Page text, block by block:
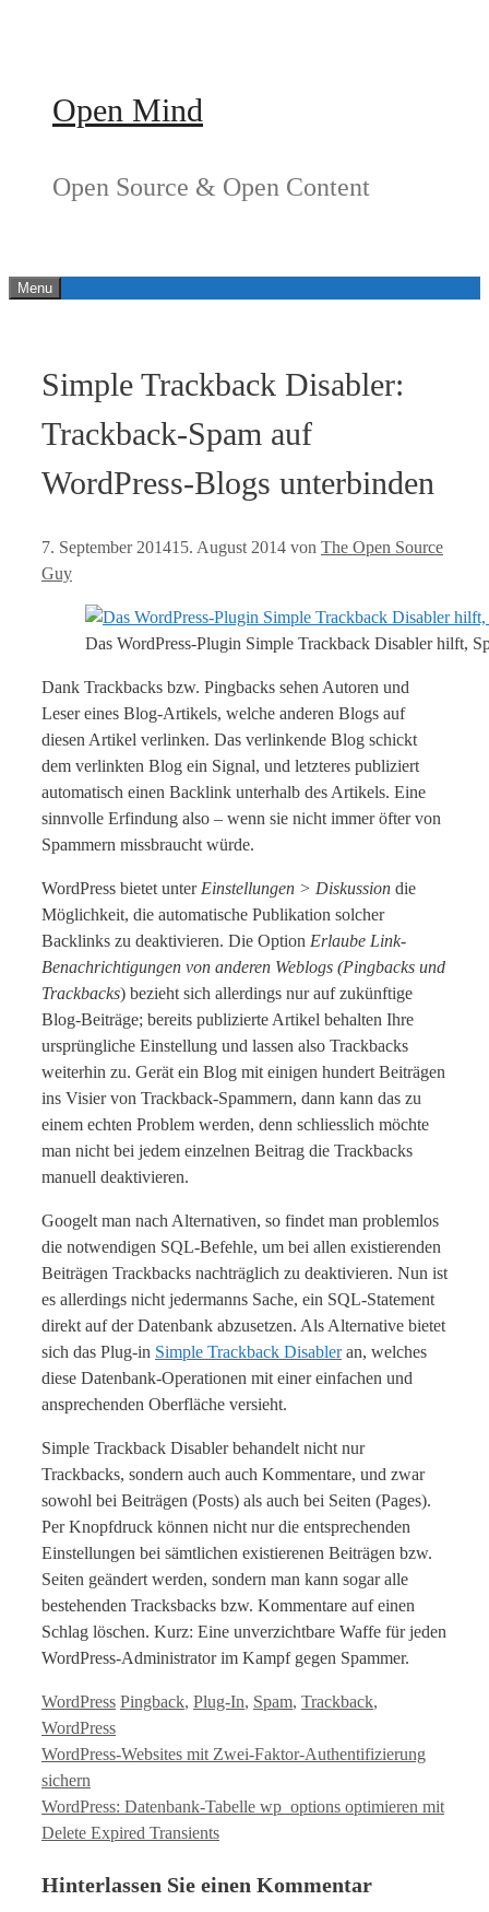
Open Mind
Open Source & Open Content
Menu
Simple Trackback Disabler:
Trackback-Spam auf
WordPress-Blogs unterbinden
7. September 201415. August 2014 von The Open Source
Guy
Das WordPress-Plugin Simple Trackback Disabler hilft,
Dank Trackbacks bzw. Pingbacks sehen Autoren und
Leser eines Blog-Artikels, welche anderen Blogs auf
diesen Artikel verlinken. Das verlinkende Blog schickt
dem verlinkten Blog ein Signal, und letzteres publiziert
automatisch einen Backlink unterhalb des Artikels. Eine
sinnvolle Erfindung also – wenn sie nicht immer öfter von
Spammern missbraucht würde.
WordPress bietet unter Einstellungen > Diskussion die
Möglichkeit, die automatische Publikation solcher
Backlinks zu deaktivieren. Die Option Erlaube Link-
Benachrichtigungen von anderen Weblogs (Pingbacks und
Trackbacks) bezieht sich allerdings nur auf zukünftige
Blog-Beiträge; bereits publizierte Artikel behalten Ihre
ursprüngliche Einstellung und lassen also Trackbacks
weiterhin zu. Gerät ein Blog mit einigen hundert Beiträgen
ins Visier von Trackback-Spammern, dann kann das zu
einem echten Problem werden, denn schliesslich möchte
man nicht bei jedem einzelnen Beitrag die Trackbacks
manuell deaktivieren.
Googelt man nach Alternativen, so findet man problemlos
die notwendigen SQL-Befehle, um bei allen existierenden
Beiträgen Trackbacks nachträglich zu deaktivieren. Nun ist
es allerdings nicht jedermanns Sache, ein SQL-Statement
direkt auf der Datenbank abzusetzen. Als Alternative bietet
sich das Plug-in Simple Trackback Disableran, welches
diese Datenbank-Operationen mit einer einfachen und
ansprechenden Oberfläche versieht.
Simple Trackback Disabler behandelt nicht nur
Trackbacks, sondern auch auch Kommentare, und zwar
sowohl bei Beiträgen (Posts) als auch bei Seiten (Pages).
Per Knopfdruck können nicht nur die entsprechenden
Einstellungen bei sämtlichen existierenen Beiträgen bzw.
Seiten geändert werden, sondern man kann sogar alle
bestehenden Tracksbacks bzw. Kommentare auf einen
Schlag löschen. Kurz: Eine unverzichtbare Waffe für jeden
WordPress-Administrator im Kampf gegen Spammer.
Kategorien
WordPress Tags
Pingback, Plug-In, Spam, Trackback,
WordPress
WordPress-Websites mit Zwei-Faktor-Authentifizierung
sichern
WordPress: Datenbank-Tabelle wp_options optimieren mit
Delete Expired Transients
Hinterlassen Sie einen Kommentar